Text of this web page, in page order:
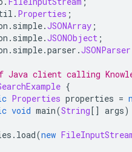
. Properties ;
. simple.JSONArray ;
. simple.JSONObject ;
. simple.parser .JSONParser
Java client calling
{
Properties properties =
void main(String[] args)
. load(new